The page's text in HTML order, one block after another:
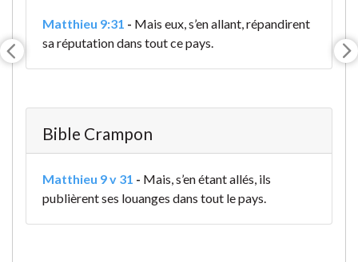
Matthieu 9:31 - Mais eux, s’en allant, répandirent
sa réputation dans tout ce pays.
Bible Crampon
Matthieu 9 v 31 - Mais, s’en étant allés, ils
publièrent ses louanges dans tout le pays.